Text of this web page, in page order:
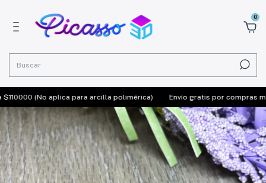
0
(No aplica para arcilla polimérica) Envío gratis por compras